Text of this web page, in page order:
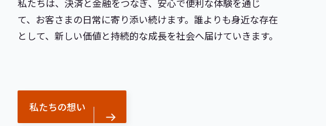
私たちは、決済と金融をつなぎ、安心で便利な体験を通じ
て、お客さまの日常に寄り添い続けます。誰よりも身近な存在
として、新しい価値と持続的な成長を社会へ届けていきます。
私たちの想い